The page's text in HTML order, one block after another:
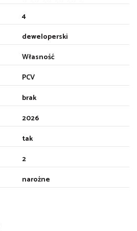
4
deweloperski
Własność
PCV
brak
2026
tak
2
narożne